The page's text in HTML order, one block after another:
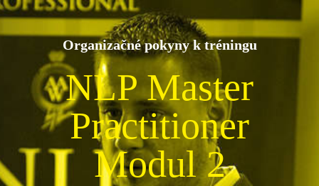
Organizačné pokyny k tréningu
NLP Master
Practitioner
Modul 2